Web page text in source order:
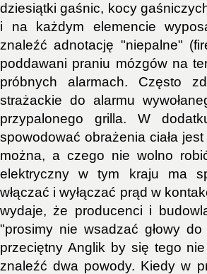
dziesiątki gaśnic, kocy
i na każdym elemencie
znaleźć adnotację "niepalne"
poddawani praniu mózgów na
próbnych alarmach. Często
strażackie do alarmu
przypalonego grilla. W
spowodować obrażenia ciała
można, a czego nie wolno
elektryczny w tym kraju ma
włączać i wyłączać prąd w
wydaje, że producenci i
"prosimy nie wsadzać głowy
przeciętny Anglik by się tego
znaleźć dwa powody. Kiedy w